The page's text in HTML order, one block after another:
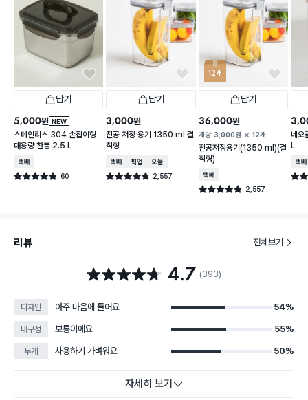
담기
NEW
5,000원
스테인리스 304 손잡이형
대용량 찬통 2.5 L
택배배송
별점 4.8점 60
건 작성
담기
3,000원
진공 저장 용기 1350 ml 결
착형
택배배송매장픽업오늘배송
별점 4.8점 2,557
건 작성
12개
담기
36,000원
개당 3,000원 12개
진공저장용기(1350 ml)(결
착형)
택배배송
별점 4.8점 2,557
건 작성
네오
L
택배
별점
리뷰 전체보기
별점 4.7점 4.7 (393)
디자인 아주 마음에 들어요 54%
내구성 보통이에요 55%
무게 사용하기 가벼워요 50%
자세히 보기